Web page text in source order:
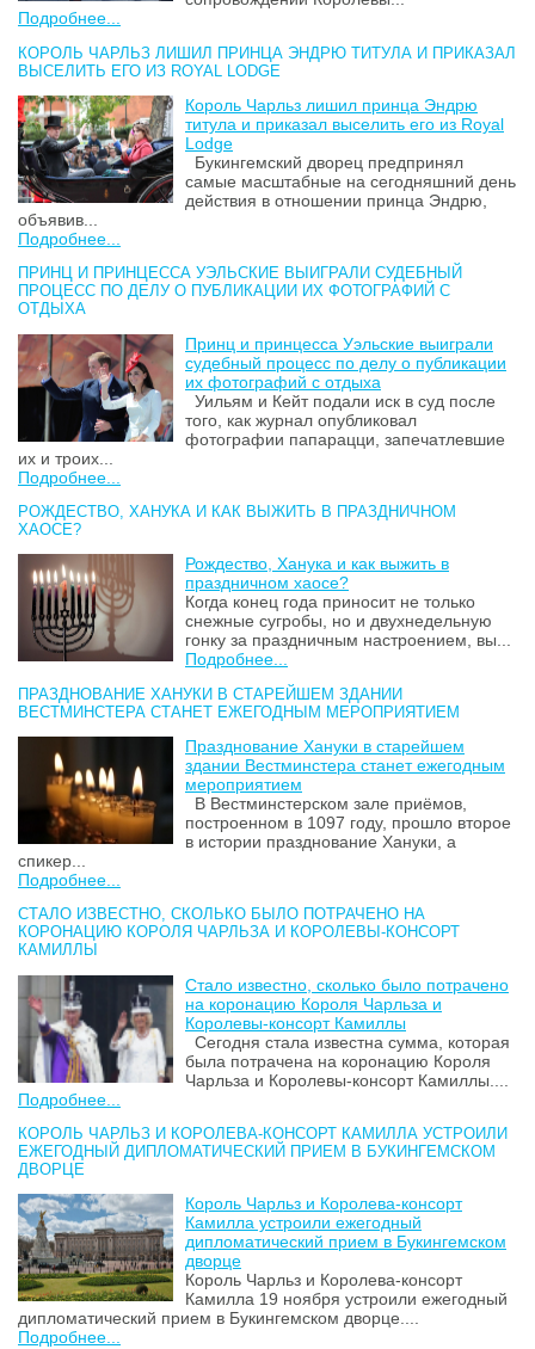
Подробнее...
КОРОЛЬ ЧАРЛЬЗ ЛИШИЛ ПРИНЦА ЭНДРЮ ТИТУЛА И ПРИКАЗАЛ
ВЫСЕЛИТЬ ЕГО ИЗ ROYAL LODGE
Король Чарльз лишил принца Эндрю
титула и приказал выселить его из Royal
Lodge
Букингемский дворец предпринял
самые масштабные на сегодняшний день
действия в отношении принца Эндрю,
объявив...
Подробнее...
ПРИНЦ И ПРИНЦЕССА УЭЛЬСКИЕ ВЫИГРАЛИ СУДЕБНЫЙ
ПРОЦЕСС ПО ДЕЛУ О ПУБЛИКАЦИИ ИХ ФОТОГРАФИЙ С
ОТДЫХА
Принц и принцесса Уэльские выиграли
судебный процесс по делу о публикации
их фотографий с отдыха
Уильям и Кейт подали иск в суд после
того, как журнал опубликовал
фотографии папарацци, запечатлевшие
их и троих...
Подробнее...
РОЖДЕСТВО, ХАНУКА И КАК ВЫЖИТЬ В ПРАЗДНИЧНОМ
ХАОСЕ?
Рождество, Ханука и как выжить в
праздничном хаосе?
Когда конец года приносит не только
снежные сугробы, но и двухнедельную
гонку за праздничным настроением, вы...
Подробнее...
ПРАЗДНОВАНИЕ ХАНУКИ В СТАРЕЙШЕМ ЗДАНИИ
ВЕСТМИНСТЕРА СТАНЕТ ЕЖЕГОДНЫМ МЕРОПРИЯТИЕМ
Празднование Хануки в старейшем
здании Вестминстера станет ежегодным
мероприятием
В Вестминстерском зале приёмов,
построенном в 1097 году, прошло второе
в истории празднование Хануки, а
спикер...
Подробнее...
СТАЛО ИЗВЕСТНО, СКОЛЬКО БЫЛО ПОТРАЧЕНО НА
КОРОНАЦИЮ КОРОЛЯ ЧАРЛЬЗА И КОРОЛЕВЫ-КОНСОРТ
КАМИЛЛЫ
Стало известно, сколько было потрачено
на коронацию Короля Чарльза и
Королевы-консорт Камиллы
Сегодня стала известна сумма, которая
была потрачена на коронацию Короля
Чарльза и Королевы-консорт Камиллы....
Подробнее...
КОРОЛЬ ЧАРЛЬЗ И КОРОЛЕВА-КОНСОРТ КАМИЛЛА УСТРОИЛИ
ЕЖЕГОДНЫЙ ДИПЛОМАТИЧЕСКИЙ ПРИЕМ В БУКИНГЕМСКОМ
ДВОРЦЕ
Король Чарльз и Королева-консорт
Камилла устроили ежегодный
дипломатический прием в Букингемском
дворце
Король Чарльз и Королева-консорт
Камилла 19 ноября устроили ежегодный
дипломатический прием в Букингемском дворце....
Подробнее...